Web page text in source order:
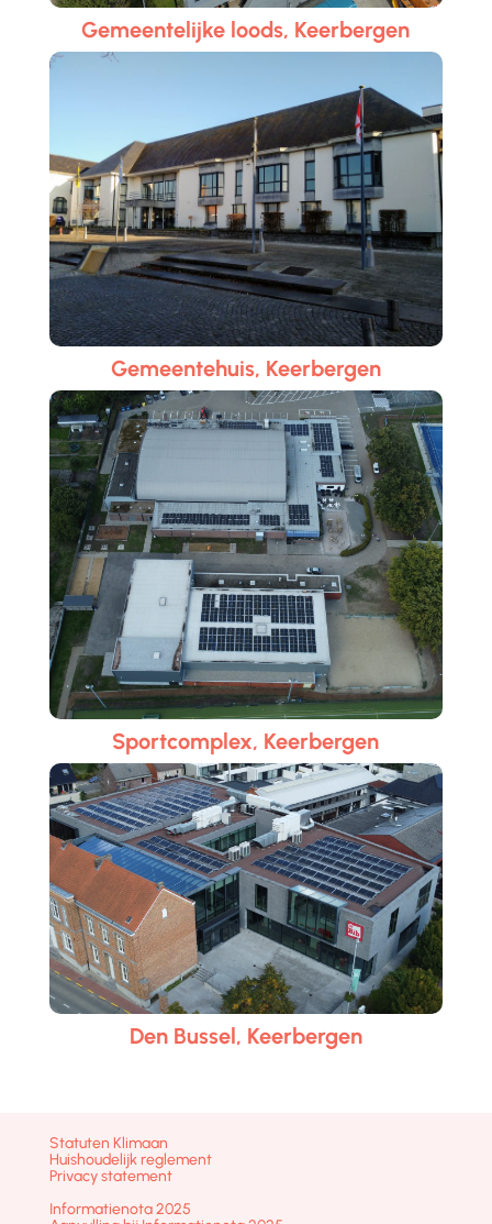
Gemeentelijke loods, Keerbergen
Gemeentehuis, Keerbergen
Sportcomplex, Keerbergen
Den Bussel, Keerbergen
Statuten Klimaan
Huishoudelijk reglement
Privacy statement
Informatienota 2025